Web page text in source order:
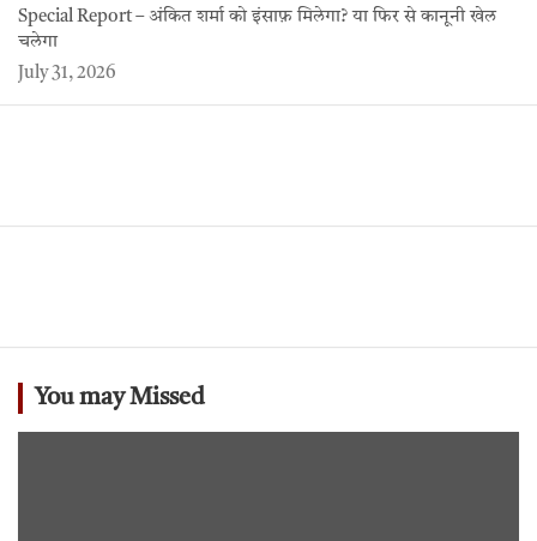
Special Report – अंकित शर्मा को इंसाफ़ मिलेगा? या फिर से कानूनी खेल
चलेगा
July 31, 2026
You may Missed